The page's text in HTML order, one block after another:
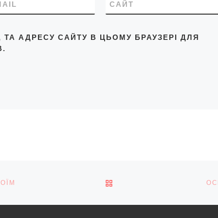
САЙТ
ТА АДРЕСУ САЙТУ В ЦЬОМУ БРАУЗЕРІ ДЛЯ
ПОВЕРНУТИСЯ ДО